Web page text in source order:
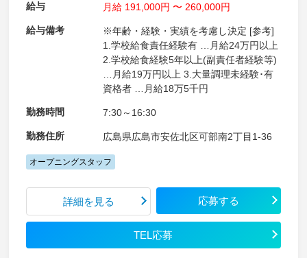
給与 月給 191,000円 〜 260,000円
給与備考
※年齢・経験・実績を考慮し決定 [参考]
1.学校給食責任経験有 …月給24万円以上
2.学校給食経験5年以上(副責任者経験等)
…月給19万円以上 3.大量調理未経験･有
資格者 …月給18万5千円
勤務時間 7:30～16:30
勤務住所 広島県広島市安佐北区可部南2丁目1-36
オープニングスタッフ
詳細を見る 応募する
TEL応募